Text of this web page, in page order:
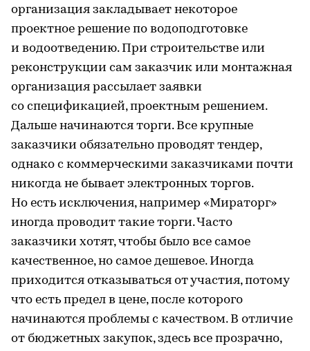
организация закладывает некоторое
проектное решение по водоподготовке
и водоотведению. При строительстве или
реконструкции сам заказчик или монтажная
организация рассылает заявки
со спецификацией, проектным решением.
Дальше начинаются торги. Все крупные
заказчики обязательно проводят тендер,
однако с коммерческими заказчиками почти
никогда не бывает электронных торгов.
Но есть исключения, например «Мираторг»
иногда проводит такие торги. Часто
заказчики хотят, чтобы было все самое
качественное, но самое дешевое. Иногда
приходится отказываться от участия, потому
что есть предел в цене, после которого
начинаются проблемы с качеством. В отличие
от бюджетных закупок, здесь все прозрачно,